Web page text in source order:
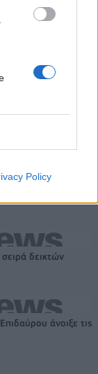
Policy
μαζί: Ανανέωση της
δεικτών
άνοιξε τις